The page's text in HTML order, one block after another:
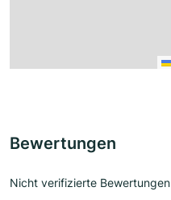
Bewertungen
Nicht verifizierte Bewertungen